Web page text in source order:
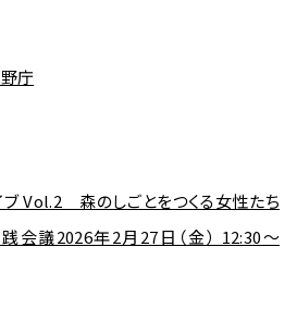
庁
Vol.2 森のしごとをつくる女性たち
会議2026年2月27日（金） 12:30～